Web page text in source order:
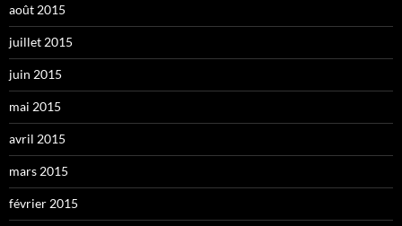
août 2015
juillet 2015
juin 2015
mai 2015
avril 2015
mars 2015
février 2015